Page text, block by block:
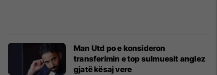
Man Utd po e konsideron
transferimin e top sulmuesit anglez
gjatë kësaj vere